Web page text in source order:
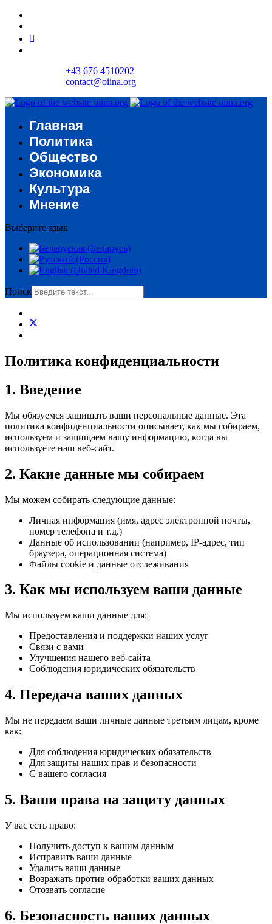
+43 676 4510202
contact@oiina.org
Главная
Политика
Общество
Экономика
Культура
Мнение
Выберите язык
Поиск
Политика конфиденциальности
1. Введение
Мы обязуемся защищать ваши персональные данные. Эта
политика конфиденциальности описывает, как мы собираем,
используем и защищаем вашу информацию, когда вы
используете наш веб-сайт.
2. Какие данные мы собираем
Мы можем собирать следующие данные:
Личная информация (имя, адрес электронной почты,
номер телефона и т.д.)
Данные об использовании (например, IP-адрес, тип
браузера, операционная система)
Файлы cookie и данные отслеживания
3. Как мы используем ваши данные
Мы используем ваши данные для:
Предоставления и поддержки наших услуг
Связи с вами
Улучшения нашего веб-сайта
Соблюдения юридических обязательств
4. Передача ваших данных
Мы не передаем ваши личные данные третьим лицам, кроме
как:
Для соблюдения юридических обязательств
Для защиты наших прав и безопасности
С вашего согласия
5. Ваши права на защиту данных
У вас есть право:
Получить доступ к вашим данным
Исправить ваши данные
Удалить ваши данные
Возражать против обработки ваших данных
Отозвать согласие
6. Безопасность ваших данных